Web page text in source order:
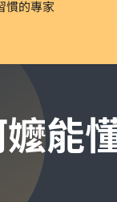
慣的專家
能